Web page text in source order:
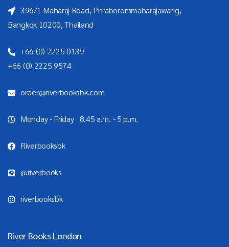
396/1 Maharaj Road, Phraborommaharajawang,
Bangkok 10200, Thailand
+66 (0) 2225 0139
+66 (0) 2225 9574
order@riverbooksbk.com
Monday - Friday 8.45 a.m. - 5 p.m.
Riverbooksbk
@riverbooks
riverbooksbk
River Books London